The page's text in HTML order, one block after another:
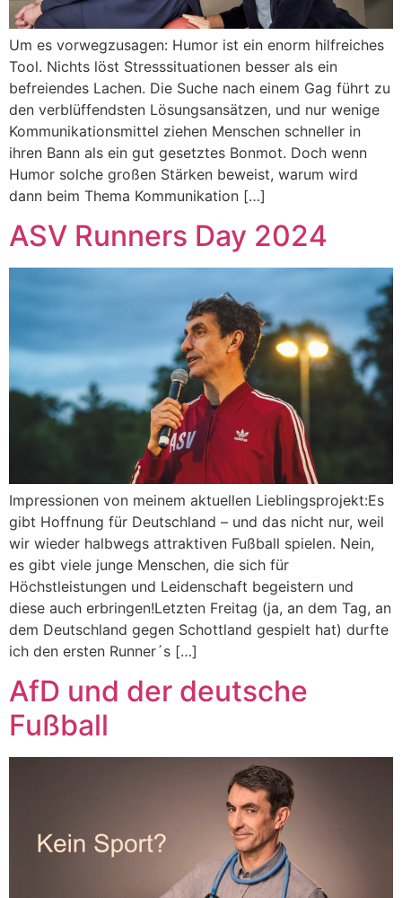
Um es vorwegzusagen: Humor ist ein enorm hilfreiches
Tool. Nichts löst Stresssituationen besser als ein
befreiendes Lachen. Die Suche nach einem Gag führt zu
den verblüffendsten Lösungsansätzen, und nur wenige
Kommunikationsmittel ziehen Menschen schneller in
ihren Bann als ein gut gesetztes Bonmot. Doch wenn
Humor solche großen Stärken beweist, warum wird
dann beim Thema Kommunikation […]
ASV Runners Day 2024
Impressionen von meinem aktuellen Lieblingsprojekt:Es
gibt Hoffnung für Deutschland – und das nicht nur, weil
wir wieder halbwegs attraktiven Fußball spielen. Nein,
es gibt viele junge Menschen, die sich für
Höchstleistungen und Leidenschaft begeistern und
diese auch erbringen!Letzten Freitag (ja, an dem Tag, an
dem Deutschland gegen Schottland gespielt hat) durfte
ich den ersten Runner´s […]
AfD und der deutsche
Fußball